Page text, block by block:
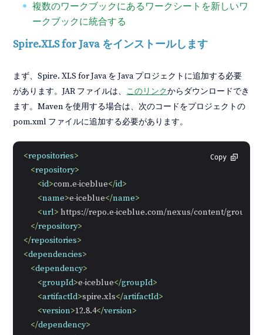
複数のワークブックにあるワークシートを新しいワ
ークブックに統合する
Spire.XLS for Java をインストールします
まず、Spire. XLS for Java を Java プロジェクトに追加する必要
があります。JAR ファイルは、 このリンクからダウンロードでき
ます。Maven を使用する場合は、次のコードをプロジェクトの
pom.xml ファイルに追加する必要があります。
Copy
<repositories>
<repository>
<id>com.e-iceblue</id>
<name>e-iceblue</name>
<url> https://repo.e-iceblue.com/nexus/content/groups/
</repository>
</repositories>
<dependencies>
<dependency>
<groupId>e-iceblue</groupId>
<artifactId>spire.xls</artifactId>
<version>12.8.4</version>
</dependency>